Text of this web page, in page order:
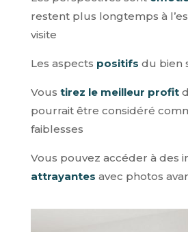
restent plus longtemps à
visite
Les aspects positifs du bien
Vous tirez le meilleur profit
pourrait être considéré
faiblesses
Vous pouvez accéder à des
attrayantes avec photos